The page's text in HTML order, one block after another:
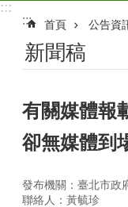
:::
:::
首頁 公告資
新聞稿
有關媒體報
卻無媒體到
發布機關：臺北市政
聯絡人：黃毓珍